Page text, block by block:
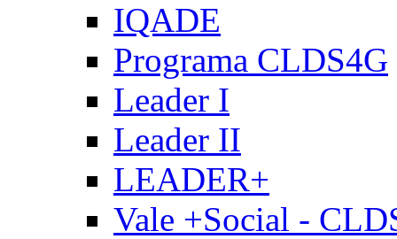
IQADE
Programa CLDS4G
Leader I
Leader II
LEADER+
Vale +Social -